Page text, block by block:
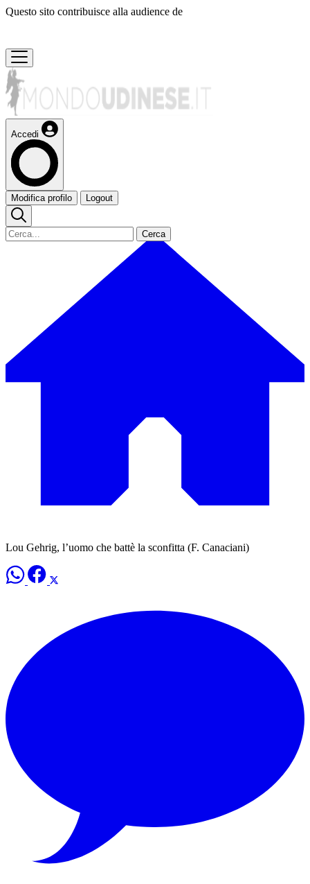
Questo sito contribuisce alla audience de
Accedi
Modifica profilo Logout
Cerca
Lou Gehrig, l’uomo che battè la sconfitta (F. Canaciani)